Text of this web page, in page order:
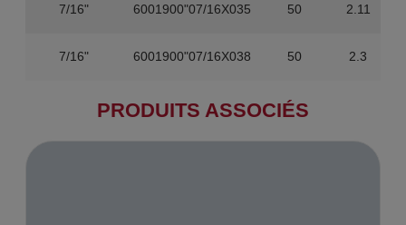
7/16" 6001900"07/16X035 50 2.11
7/16" 6001900"07/16X038 50 2.3
PRODUITS ASSOCIÉS